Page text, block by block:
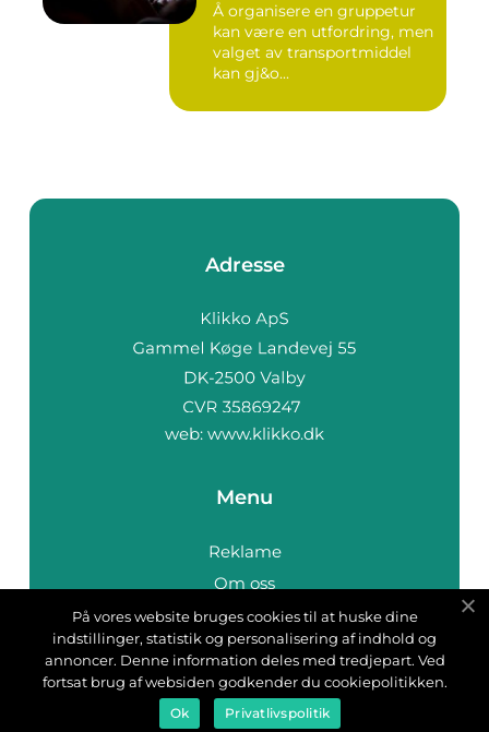
Å organisere en gruppetur
kan være en utfordring, men
valget av transportmiddel
kan gj&o...
Adresse
web: www.klikko.dk
Menu
Reklame
Om oss
Cookies
Kontakt Oss
Sitemap
På vores website bruges cookies til at huske dine
indstillinger, statistik og personalisering af indhold og
annoncer. Denne information deles med tredjepart. Ved
fortsat brug af websiden godkender du cookiepolitikken.
Ok Privatlivspolitik